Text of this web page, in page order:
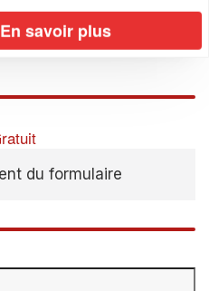
©OpenStreetMap contributors,CC-BY-SA
du formulaire
En savoir plus